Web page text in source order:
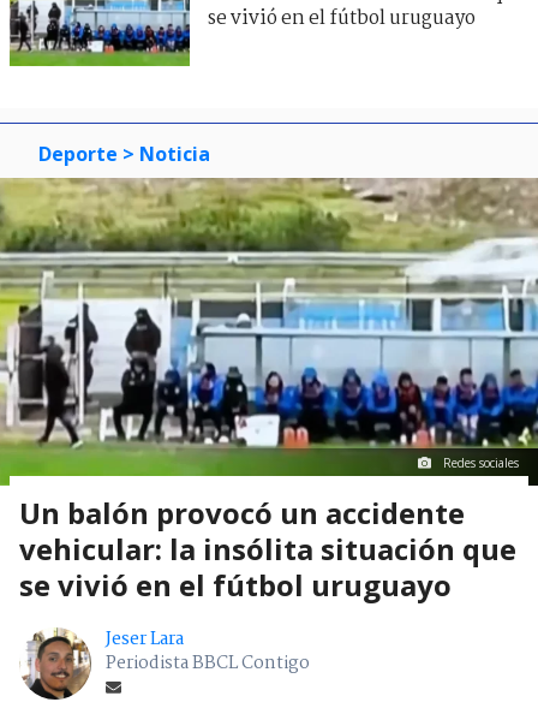
se vivió en el fútbol uruguayo
Deporte > Noticia
Redes sociales
Un balón provocó un accidente
vehicular: la insólita situación que
se vivió en el fútbol uruguayo
Jeser Lara
Periodista BBCL Contigo